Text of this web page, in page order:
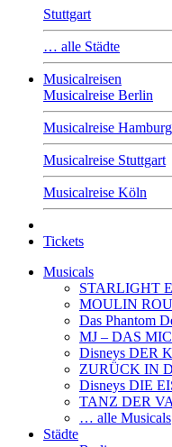
Stuttgart
… alle Städte
Musicalreisen
Musicalreise Berlin
Musicalreise Hamburg
Musicalreise Stuttgart
Musicalreise Köln
Tickets
Musicals
STARLIGHT
MOULIN
Das Phantom
MJ – DAS
Disneys DER
ZURÜCK IN
Disneys DIE
TANZ DER
… alle Musicals
Städte